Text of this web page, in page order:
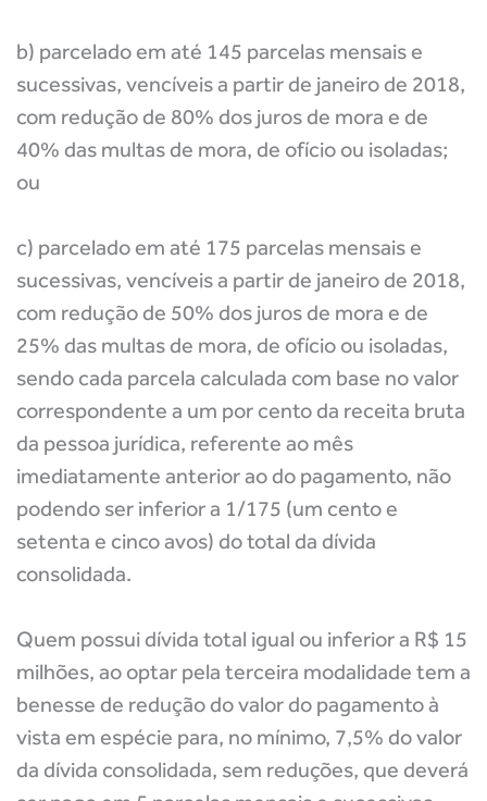
b) parcelado em até 145 parcelas mensais e
sucessivas, vencíveis a partir de janeiro de 2018,
com redução de 80% dos juros de mora e de
40% das multas de mora, de ofício ou isoladas;
ou
c) parcelado em até 175 parcelas mensais e
sucessivas, vencíveis a partir de janeiro de 2018,
com redução de 50% dos juros de mora e de
25% das multas de mora, de ofício ou isoladas,
sendo cada parcela calculada com base no valor
correspondente a um por cento da receita bruta
da pessoa jurídica, referente ao mês
imediatamente anterior ao do pagamento, não
podendo ser inferior a 1/175 (um cento e
setenta e cinco avos) do total da dívida
consolidada.
Quem possui dívida total igual ou inferior a R$ 15
milhões, ao optar pela terceira modalidade tem a
benesse de redução do valor do pagamento à
vista em espécie para, no mínimo, 7,5% do valor
da dívida consolidada, sem reduções, que deverá